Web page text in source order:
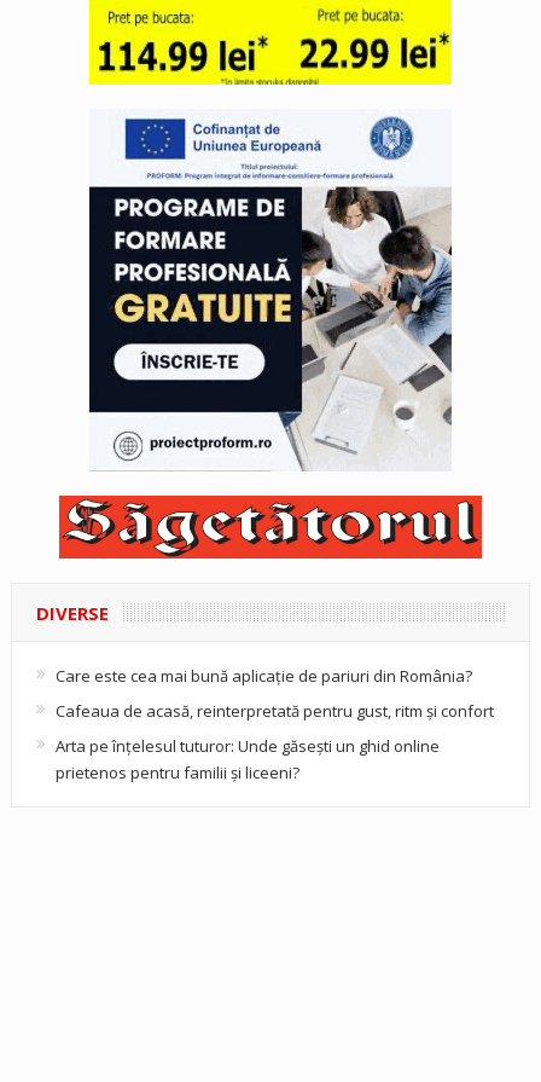
DIVERSE
Care este cea mai bună aplicație de pariuri din România?
Cafeaua de acasă, reinterpretată pentru gust, ritm și confort
Arta pe înțelesul tuturor: Unde găsești un ghid online
prietenos pentru familii și liceeni?